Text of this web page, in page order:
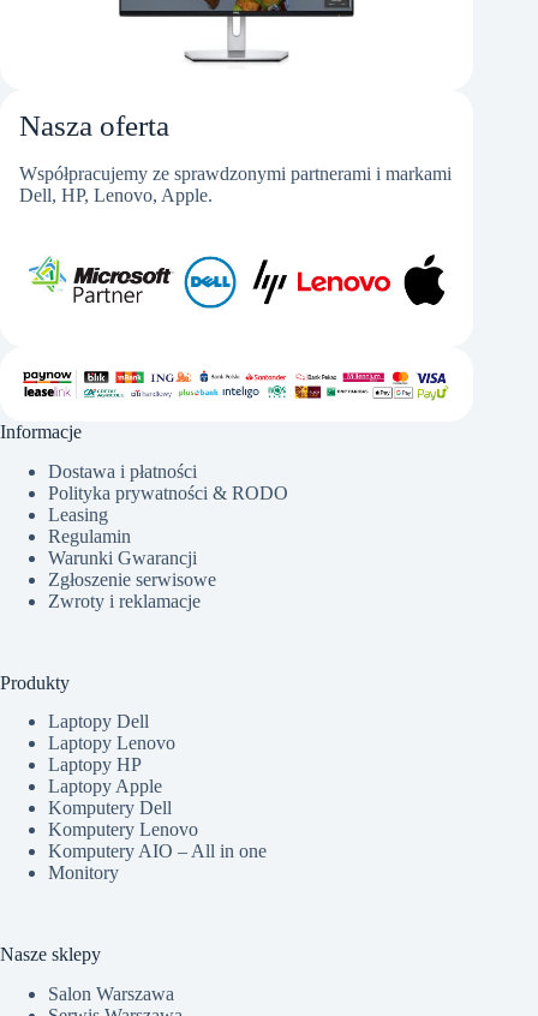
Nasza oferta
Współpracujemy ze sprawdzonymi partnerami i markami
Dell, HP, Lenovo, Apple.
Informacje
Dostawa i płatności
Polityka prywatności & RODO
Leasing
Regulamin
Warunki Gwarancji
Zgłoszenie serwisowe
Zwroty i reklamacje
Produkty
Laptopy Dell
Laptopy Lenovo
Laptopy HP
Laptopy Apple
Komputery Dell
Komputery Lenovo
Komputery AIO – All in one
Monitory
Nasze sklepy
Salon Warszawa